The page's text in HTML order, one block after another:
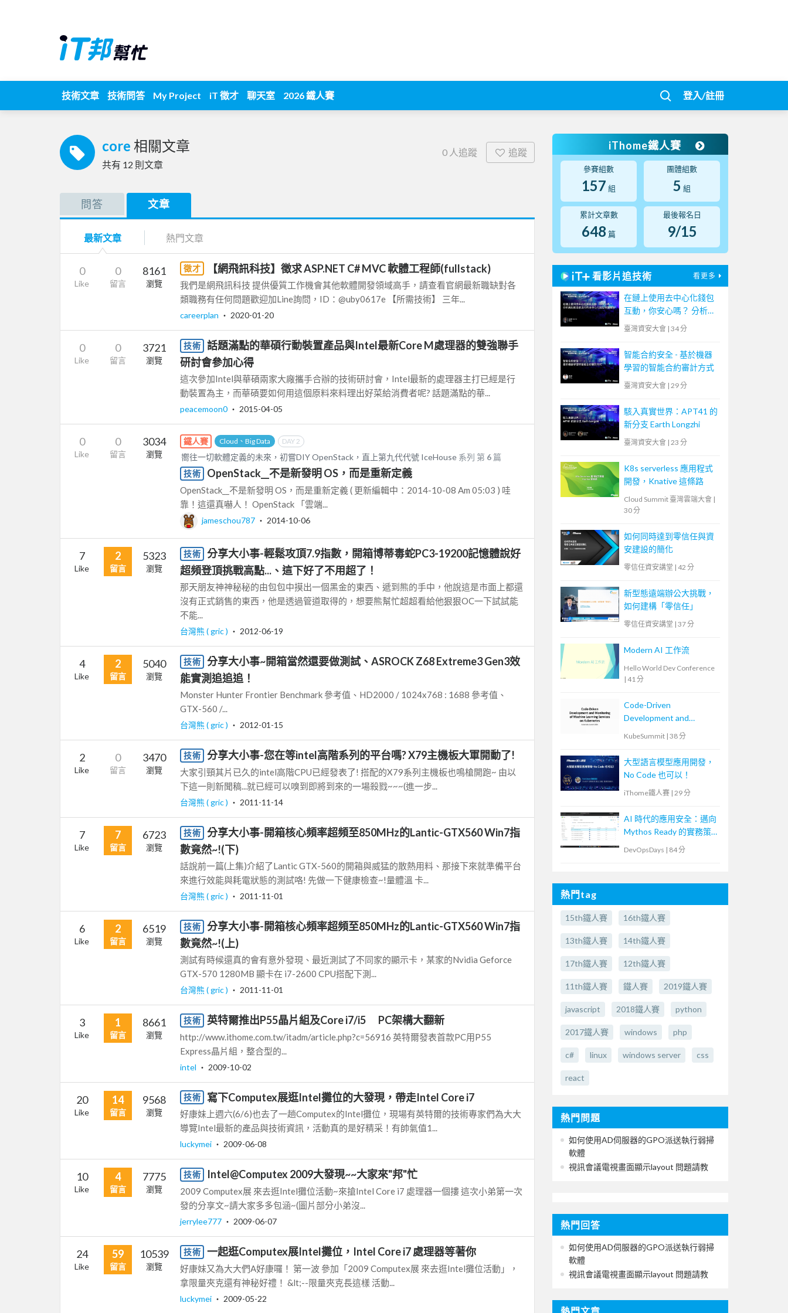
技術文章 技術問答 My Project iT 徵才 聊天室 2026 鐵人賽 登入/註冊
core 相關文章
共有 12 則文章
0 人追蹤 追蹤
問答 文章
最新文章 熱門文章
0
Like
0
留言
8161
瀏覽
徵才 【網飛訊科技】徵求 ASP.NET C# MVC 軟體工程師(fullstack)
我們是網飛訊科技 提供優質工作機會其他軟體開發領域高手，請查看官網最新職缺對各
類職務有任何問題歡迎加Line詢問，ID：@uby0617e 【所需技術】 三年...
careerplan ‧ 2020-01-20
0
Like
0
留言
3721
瀏覽
技術
話題滿點的華碩行動裝置產品與Intel最新Core M處理器的雙強聯手
研討會參加心得
這次參加Intel與華碩兩家大廠攜手合辦的技術研討會，Intel最新的處理器主打已經是行
動裝置為主，而華碩要如何用這個原料來料理出好菜給消費者呢? 話題滿點的華...
peacemoon0 ‧ 2015-04-05
0
Like
0
留言
3034
瀏覽
鐵人賽 Cloud、Big Data DAY 2
嚮往一切軟體定義的未來，初嘗DIY OpenStack，直上第九代代號 IceHouse 系列 第 6 篇
技術
OpenStack__不是新發明 OS，而是重新定義
OpenStack__不是新發明 OS，而是重新定義 ( 更新編輯中：2014-10-08 Am 05:03 ) 哇
靠！這還真嚇人！ OpenStack 「雲端...
jameschou787 ‧ 2014-10-06
7
Like
2
留言
5323
瀏覽
技術
分享大小事-輕鬆攻頂7.9指數，開箱博蒂毒蛇PC3-19200記憶體說好
超頻登頂挑戰高點...、這下好了不用超了！
那天朋友神神秘秘的由包包中摸出一個黑金的東西、遞到熊的手中，他說這是市面上都還
沒有正式銷售的東西，他是透過管道取得的，想要熊幫忙超超看給他狠狠OC一下試試能
不能...
台灣熊 ( gric ) ‧ 2012-06-19
4
Like
2
留言
5040
瀏覽
技術
分享大小事~開箱當然還要做測試、ASROCK Z68 Extreme3 Gen3效
能實測追追追！
Monster Hunter Frontier Benchmark 參考值、HD2000 / 1024x768 : 1688 參考值、
GTX-560 /...
台灣熊 ( gric ) ‧ 2012-01-15
2
Like
0
留言
3470
瀏覽
技術 分享大小事-您在等intel高階系列的平台嗎? X79主機板大軍開動了!
大家引頸其片已久的intel高階CPU已經發表了! 搭配的X79系列主機板也鳴槍開跑~ 由以
下這一則新聞稿...就已經可以嗅到即將到來的一場殺戮~~~(進一步...
台灣熊 ( gric ) ‧ 2011-11-14
7
Like
7
留言
6723
瀏覽
技術
分享大小事-開箱核心頻率超頻至850MHz的Lantic-GTX560 Win7指
數竟然~!(下)
話說前一篇(上集)介紹了Lantic GTX-560的開箱與威猛的散熱用料、那接下來就準備平台
來進行效能與耗電狀態的測試咯! 先做一下健康檢查~!量體溫 卡...
台灣熊 ( gric ) ‧ 2011-11-01
6
Like
2
留言
6519
瀏覽
技術
分享大小事-開箱核心頻率超頻至850MHz的Lantic-GTX560 Win7指
數竟然~!(上)
測試有時候還真的會有意外發現、最近測試了不同家的顯示卡，某家的Nvidia Geforce
GTX-570 1280MB 顯卡在 i7-2600 CPU搭配下測...
台灣熊 ( gric ) ‧ 2011-11-01
3
Like
1
留言
8661
瀏覽
技術 英特爾推出P55晶片組及Core i7/i5 PC架構大翻新
http://www.ithome.com.tw/itadm/article.php?c=56916 英特爾發表首款PC用P55
Express晶片組，整合型的...
intel ‧ 2009-10-02
20
Like
14
留言
9568
瀏覽
技術 寫下Computex展逛Intel攤位的大發現，帶走Intel Core i7
好康妹上週六(6/6)也去了一趟Computex的Intel攤位，現場有英特爾的技術專家們為大大
導覽Intel最新的產品與技術資訊，活動真的是好精采！有帥氣值1...
luckymei ‧ 2009-06-08
10
Like
4
留言
7775
瀏覽
技術 Intel@Computex 2009大發現~~大家來"邦"忙
2009 Computex展 來去逛Intel攤位活動~來搶Intel Core i7 處理器一個摟 這次小弟第一次
發的分享文~請大家多多包涵~(圖片部分小弟沒...
jerrylee777 ‧ 2009-06-07
24
Like
59
留言
10539
瀏覽
技術 一起逛Computex展Intel攤位，Intel Core i7 處理器等著你
好康妹又為大大們A好康囉！ 第一波 參加「2009 Computex展 來去逛Intel攤位活動」，
拿限量夾克還有神秘好禮！ &lt;--限量夾克長這樣 活動...
luckymei ‧ 2009-05-22
iThome鐵人賽
參賽組數
157 組
團體組數
5 組
累計文章數
648 篇
最後報名日
9/15
看影片追技術 看更多
在鏈上使用去中心化錢包
互動，你安心嗎？ 分析與
比較目前流行的去中心化
臺灣資安大會 | 34 分
智能合約安全 - 基於機器
學習的智能合約審計方式
臺灣資安大會 | 29 分
駭入真實世界：APT41 的
新分支 Earth Longzhi
臺灣資安大會 | 23 分
K8s serverless 應用程式
開發，Knative 這條路
Cloud Summit 臺灣雲端大會 |
30 分
如何同時達到零信任與資
安建設的簡化
零信任資安講堂 | 42 分
新型態遠端辦公大挑戰，
如何建構「零信任」
零信任資安講堂 | 37 分
Modern AI 工作流
Hello World Dev Conference
| 41 分
Code-Driven
Development and
Monitoring of Machine
Kubernetes
KubeSummit | 38 分
大型語言模型應用開發，
No Code 也可以！
iThome鐵人賽 | 29 分
AI 時代的應用安全：邁向
Mythos Ready 的實務策
DevOpsDays | 84 分
熱門tag
15th鐵人賽 16th鐵人賽
13th鐵人賽 14th鐵人賽
17th鐵人賽 12th鐵人賽
11th鐵人賽 鐵人賽 2019鐵人賽
javascript 2018鐵人賽 python
2017鐵人賽 windows php
c# linux windows server css
react
熱門問題
如何使用AD伺服器的GPO派送執行弱掃
軟體
視訊會議電視畫面顯示layout 問題請教
熱門回答
如何使用AD伺服器的GPO派送執行弱掃
軟體
視訊會議電視畫面顯示layout 問題請教
熱門文章